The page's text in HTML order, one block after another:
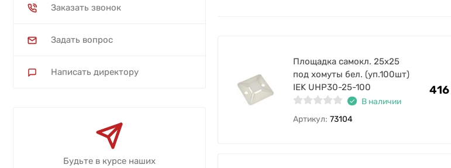
Заказать звонок
Задать вопрос
Написать директору
Будьте в курсе наших
Площадка самокл. 25х25
под хомуты бел. (уп.100шт)
IEK UHP30-25-100
В наличии
Артикул: 73104
416